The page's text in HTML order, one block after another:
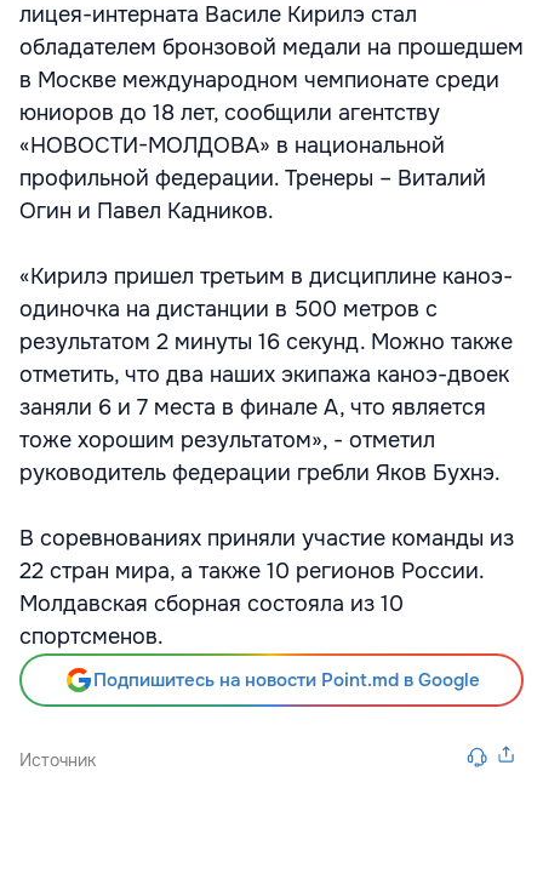
лицея-интерната Василе Кирилэ стал
обладателем бронзовой медали на прошедшем
в Москве международном чемпионате среди
юниоров до 18 лет, сообщили агентству
«НОВОСТИ-МОЛДОВА» в национальной
профильной федерации. Тренеры – Виталий
Огин и Павел Кадников.
«Кирилэ пришел третьим в дисциплине каноэ-
одиночка на дистанции в 500 метров с
результатом 2 минуты 16 секунд. Можно также
отметить, что два наших экипажа каноэ-двоек
заняли 6 и 7 места в финале А, что является
тоже хорошим результатом», - отметил
руководитель федерации гребли Яков Бухнэ.
В соревнованиях приняли участие команды из
22 стран мира, а также 10 регионов России.
Молдавская сборная состояла из 10
спортсменов.
Подпишитесь на новости Point.md в Google
Источник